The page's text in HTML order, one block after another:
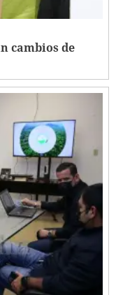
cambios de